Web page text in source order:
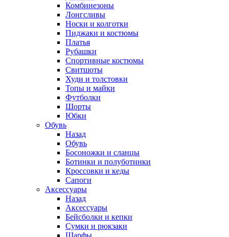
Комбинезоны
Лонгсливы
Носки и колготки
Пиджаки и костюмы
Платья
Рубашки
Спортивные костюмы
Свитшоты
Худи и толстовки
Топы и майки
Футболки
Шорты
Юбки
Обувь
Назад
Обувь
Босоножки и сланцы
Ботинки и полуботинки
Кроссовки и кеды
Сапоги
Аксессуары
Назад
Аксессуары
Бейсболки и кепки
Сумки и рюкзаки
Шарфы